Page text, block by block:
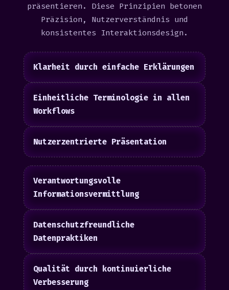
präsentieren. Diese Prinzipien betonen
Präzision, Nutzerverständnis und
konsistentes Interaktionsdesign.
Klarheit durch einfache Erklärungen
Einheitliche Terminologie in allen
Workflows
Nutzerzentrierte Präsentation
Verantwortungsvolle
Informationsvermittlung
Datenschutzfreundliche
Datenpraktiken
Qualität durch kontinuierliche
Verbesserung